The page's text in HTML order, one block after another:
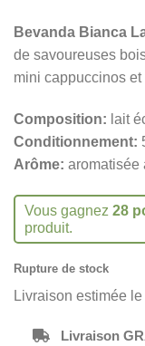
Bevanda Bianca
de savoureuses
mini cappuccinos
Composition: lait
Conditionnement:
Arôme: aromatisée
Vous gagnez 28
produit.
Rupture de stock
Livraison estimée
Livraison